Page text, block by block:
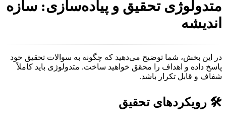
متدولوژی تحقیق و پیاده‌سازی: سازه
اندیشه
در این بخش، شما توضیح می‌دهید که چگونه به سوالات تحقیق خود
پاسخ داده و اهداف را محقق خواهید ساخت. متدولوژی باید کاملاً
شفاف و قابل تکرار باشد.
🛠️ رویکردهای تحقیق